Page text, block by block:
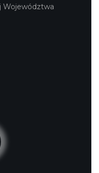
Województwa